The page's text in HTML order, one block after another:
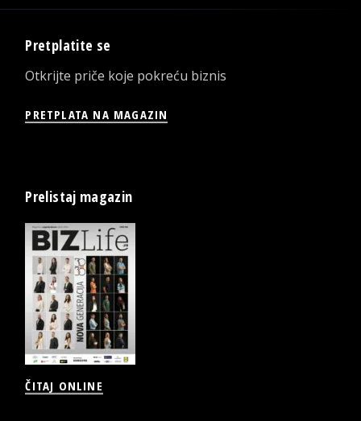
Pretplatite se
Otkrijte priče koje pokreću biznis
PRETPLATA NA MAGAZIN
Prelistaj magazin
ČITAJ ONLINE